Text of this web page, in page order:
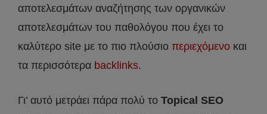
αποτελεσμάτων αναζήτησης των οργανικών
αποτελεσμάτων του παθολόγου που έχει το
καλύτερο site με το πιο πλούσιο περιεχόμενο και
τα περισσότερα backlinks.
Γι’ αυτό μετράει πάρα πολύ το Topical SEO